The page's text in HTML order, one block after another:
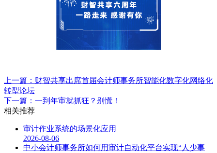
上一篇：财智共享出席首届会计师事务所智能化数字化网络化
转型论坛
下一篇：一到年审就抓狂？别慌！
相关推荐
审计作业系统的场景化应用
2026-08-06
中小会计师事务所如何用审计自动化平台实现“人少事